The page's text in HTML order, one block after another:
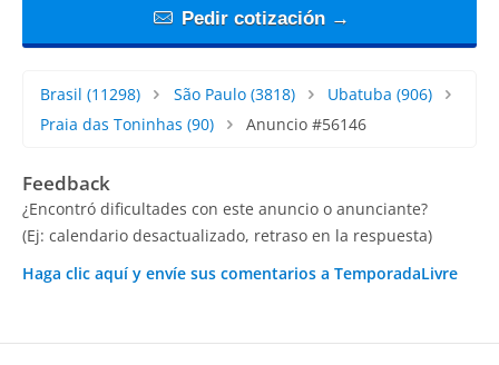
Pedir cotización →
Brasil (11298) São Paulo(3818) Ubatuba (906)
Praia das Toninhas (90) Anuncio #56146
Feedback
¿Encontró dificultades con este anuncio o anunciante?
(Ej: calendario desactualizado, retraso en la respuesta)
Haga clic aquí y envíe sus comentarios a TemporadaLivre